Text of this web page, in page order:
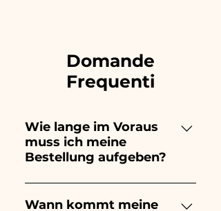
Domande
Frequenti
Wie lange im Voraus
muss ich meine
Bestellung aufgeben?
Ceramiche Ania kreiert und
bemalt vollständig von Hand,
Wann kommt meine